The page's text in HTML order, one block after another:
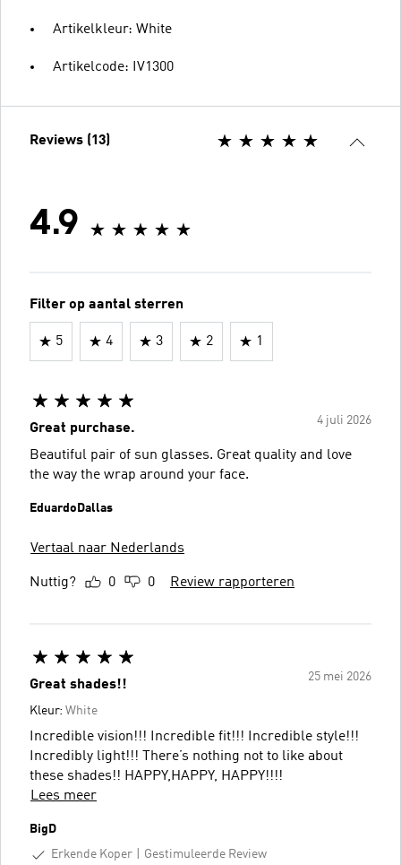
Artikelkleur: White
Artikelcode: IV1300
Reviews (13)
4.9
Filter op aantal sterren
5 4 3 2 1
4 juli 2026
Great purchase.
Beautiful pair of sun glasses. Great quality and love
the way the wrap around your face.
EduardoDallas
Vertaal naar Nederlands
Nuttig? 0 0 Review rapporteren
25 mei 2026
Great shades!!
Kleur: White
Incredible vision!!! Incredible fit!!! Incredible style!!!
Incredibly light!!! There’s nothing not to like about
these shades!! HAPPY,HAPPY, HAPPY!!!!
Lees meer
BigD
Erkende Koper
Gestimuleerde Review